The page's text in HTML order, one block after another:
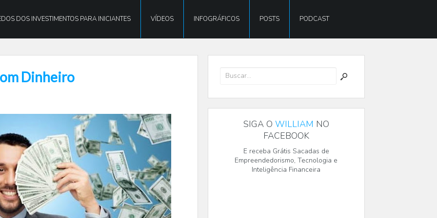
DOS INVESTIMENTOS PARA INICIANTES VÍDEOS INFOGRÁFICOS POSTS PODCAST
Dinheiro
SIGA O WILLIAM NO
FACEBOOK
E receba Grátis Sacadas de
Empreendedorismo, Tecnologia e
Inteligência Financeira